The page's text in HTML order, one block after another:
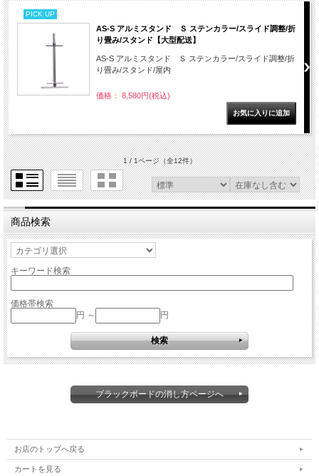
PICK UP
AS-S アルミスタンド Ｓ ステンカラー/スライド調整/折
り畳み/スタンド【大型配送】
AS-S アルミスタンド Ｓ ステンカラー/スライド調整/折
り畳み/スタンド/屋内
価格： 8,580円(税込)
1 / 1ページ（全12件）
商品検索
キーワード検索
価格帯検索
円 ～
円
ブラックボードの消し方ページへ
お店のトップへ戻る
カートを見る